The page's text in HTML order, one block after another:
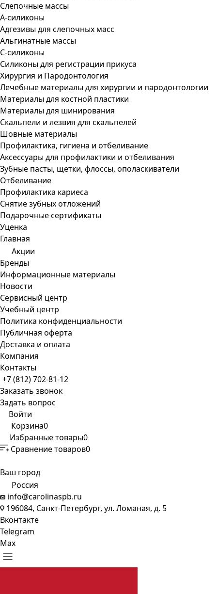
Слепочные массы
А-силиконы
Адгезивы для слепочных масс
Альгинатные массы
С-силиконы
Силиконы для регистрации прикуса
Хирургия и Пародонтология
Лечебные материалы для хирургии и пародонтологии
Материалы для костной пластики
Материалы для шинирования
Скальпели и лезвия для скальпелей
Шовные материалы
Профилактика, гигиена и отбеливание
Аксессуары для профилактики и отбеливания
Зубные пасты, щетки, флоссы, ополаскиватели
Отбеливание
Профилактика кариеса
Снятие зубных отложений
Подарочные сертификаты
Уценка
Главная
Акции
Бренды
Информационные материалы
Новости
Сервисный центр
Учебный центр
Политика конфиденциальности
Публичная оферта
Доставка и оплата
Компания
Контакты
+7 (812) 702-81-12
Заказать звонок
Задать вопрос
Войти
Корзина0
Избранные товары0
Сравнение товаров0
Ваш город
Россия
info@carolinaspb.ru
196084, Санкт-Петербург, ул. Ломаная, д. 5
Вконтакте
Telegram
Max